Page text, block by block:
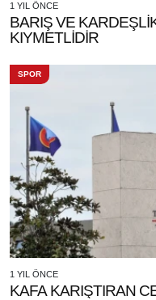
1 YIL ÖNCE
BARIŞ VE
KIYMETLİDİR
SPOR
1 YIL ÖNCE
KAFA KARIŞTIRAN